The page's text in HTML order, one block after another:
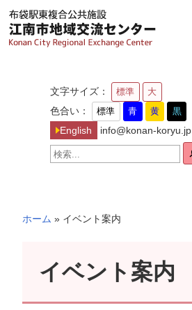
内
容
を
文字サイズ： 標準 大
色合い： 標準 青 黄 黒
English info@konan-koryu.jp
検
索
ホーム » イベント案内
イベント案内